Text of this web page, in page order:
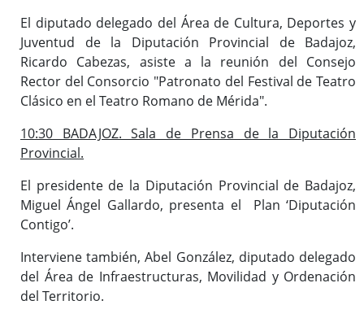
El diputado delegado del Área de Cultura, Deportes y
Juventud de la Diputación Provincial de Badajoz,
Ricardo Cabezas, asiste a la reunión del Consejo
Rector del Consorcio "Patronato del Festival de Teatro
Clásico en el Teatro Romano de Mérida".
10:30 BADAJOZ. Sala de Prensa de la Diputación
Provincial.
El presidente de la Diputación Provincial de Badajoz,
Miguel Ángel Gallardo, presenta el Plan ‘Diputación
Contigo’.
Interviene también, Abel González, diputado delegado
del Área de Infraestructuras, Movilidad y Ordenación
del Territorio.